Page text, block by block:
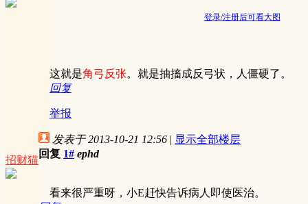
登录/注册后可看大图
这就是角弓反张。就是抽搐成反弓状，人僵硬了。
回复
举报
招财猫
发表于 2013-10-21 12:56 | 显示全部楼层
回复 1# ephd
看来很严重呀，小E赶快告诉病人即使医治。